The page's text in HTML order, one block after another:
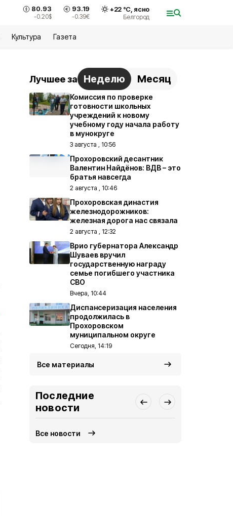
80.93
-0.20$
93.19
-0.39€
+22°С, ясно
Белгород
Культура Газета
Лучшее за Неделю Месяц
Комиссия по проверке
готовности школьных
учреждений к новому
учебному году начала работу
в мунокруге
3 августа , 10:56
Прохоровский десантник
Валентин Найдёнов: ВДВ – это
братья навсегда
2 августа , 10:46
Прохоровская династия
железнодорожников:
железная дорога нас связала
2 августа , 12:32
Врио губернатора Александр
Шуваев вручил
государственную награду
семье погибшего участника
СВО
Вчера, 10:44
Диспансеризация населения
продолжилась в
Прохоровском
муниципальном округе
Сегодня, 14:19
Все материалы
Последние
новости
Все новости